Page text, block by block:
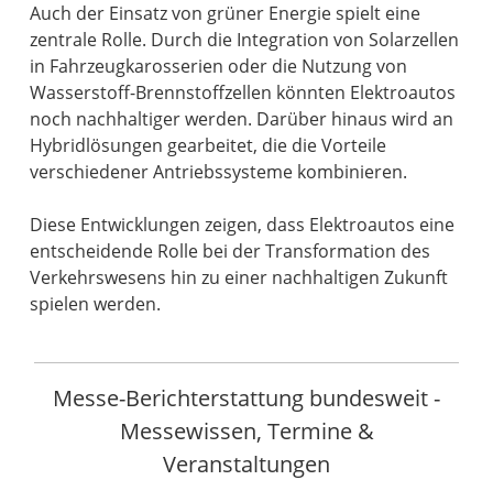
Auch der Einsatz von grüner Energie spielt eine
zentrale Rolle. Durch die Integration von Solarzellen
in Fahrzeugkarosserien oder die Nutzung von
Wasserstoff-Brennstoffzellen könnten Elektroautos
noch nachhaltiger werden. Darüber hinaus wird an
Hybridlösungen gearbeitet, die die Vorteile
verschiedener Antriebssysteme kombinieren.
Diese Entwicklungen zeigen, dass Elektroautos eine
entscheidende Rolle bei der Transformation des
Verkehrswesens hin zu einer nachhaltigen Zukunft
spielen werden.
Messe-Berichterstattung bundesweit -
Messewissen, Termine &
Veranstaltungen